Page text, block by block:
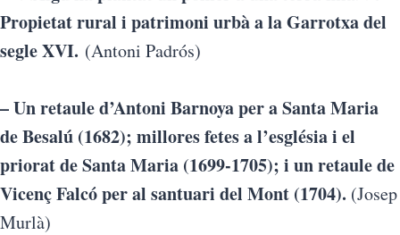
Propietat rural i patrimoni urbà a la Garrotxa del
segle XVI. (Antoni Padrós)
– Un retaule d’Antoni Barnoya per a Santa Maria
de Besalú (1682); millores fetes a l’església i el
priorat de Santa Maria (1699-1705); i un retaule de
Vicenç Falcó per al santuari del Mont (1704). (Josep
Murlà)